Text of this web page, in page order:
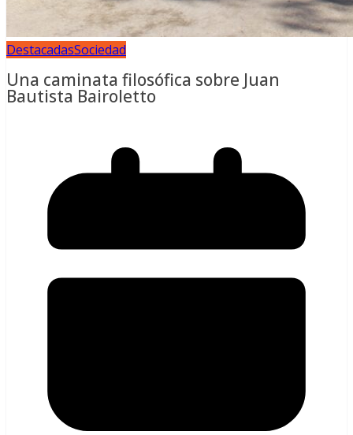
DestacadasSociedad
Una caminata filosófica sobre Juan
Bautista Bairoletto